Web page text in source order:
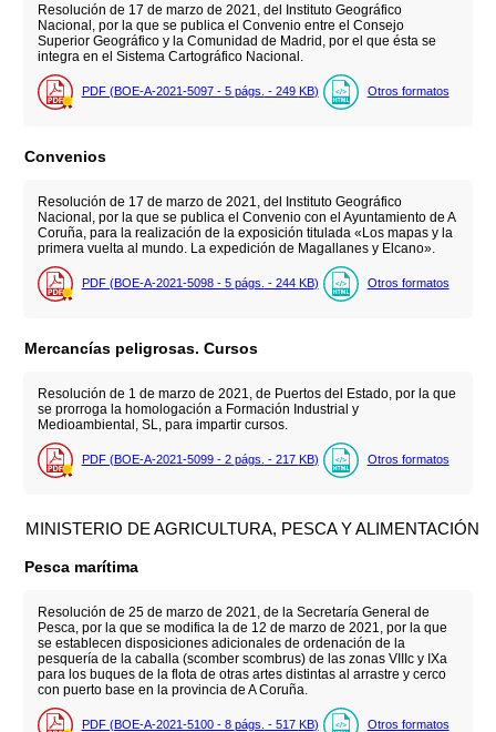
Resolución de 17 de marzo de 2021, del Instituto Geográfico
Nacional, por la que se publica el Convenio entre el Consejo
Superior Geográfico y la Comunidad de Madrid, por el que ésta se
integra en el Sistema Cartográfico Nacional.
PDF (BOE-A-2021-5097 - 5 págs. - 249 KB) Otros formatos
Convenios
Resolución de 17 de marzo de 2021, del Instituto Geográfico
Nacional, por la que se publica el Convenio con el Ayuntamiento de A
Coruña, para la realización de la exposición titulada «Los mapas y la
primera vuelta al mundo. La expedición de Magallanes y Elcano».
PDF (BOE-A-2021-5098 - 5 págs. - 244 KB) Otros formatos
Mercancías peligrosas. Cursos
Resolución de 1 de marzo de 2021, de Puertos del Estado, por la que
se prorroga la homologación a Formación Industrial y
Medioambiental, SL, para impartir cursos.
PDF (BOE-A-2021-5099 - 2 págs. - 217 KB) Otros formatos
MINISTERIO DE AGRICULTURA, PESCA Y ALIMENTACIÓN
Pesca marítima
Resolución de 25 de marzo de 2021, de la Secretaría General de
Pesca, por la que se modifica la de 12 de marzo de 2021, por la que
se establecen disposiciones adicionales de ordenación de la
pesquería de la caballa (scomber scombrus) de las zonas VIIIc y IXa
para los buques de la flota de otras artes distintas al arrastre y cerco
con puerto base en la provincia de A Coruña.
PDF (BOE-A-2021-5100 - 8 págs. - 517 KB) Otros formatos